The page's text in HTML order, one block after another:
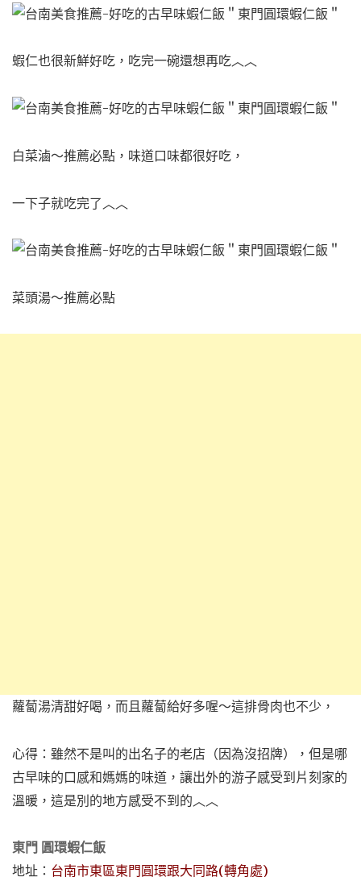
蝦仁也很新鮮好吃， 吃完一碗還想再吃︿︿
白菜滷～推薦必點， 味道口味都很好吃，
一下子就吃完了︿︿
菜頭湯～推薦必點
蘿蔔湯清甜好喝， 而且蘿蔔給好多喔～這排骨肉也不少，
心得：雖然不是叫的出名子的老店（因為沒招牌），但是哪
古早味的口感和媽媽的味道，讓出外的游子感受到片刻家的
溫暖，這是別的地方感受不到的︿︿
東門 圓環蝦仁飯
地址： 台南市東區東門圓環跟大同路(轉角處)